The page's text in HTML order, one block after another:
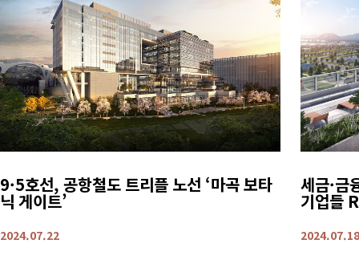
9·5호선, 공항철도 트리플 노선 ‘마곡 보타
닉 게이트’
2024.07.22
세금·금
기업들
2024.07.18